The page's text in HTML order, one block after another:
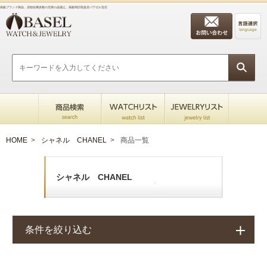
高級ブランド商品、店頭在庫多数の充実の品揃え。高級時計取扱店バアゼル宝石
HOME > シャネル CHANEL > 商品一覧
シャネル CHANEL
条件を絞り込む